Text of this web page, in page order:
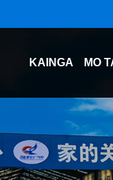
KAINGA MO